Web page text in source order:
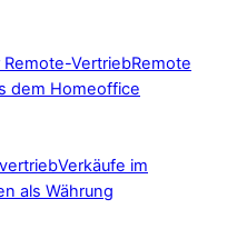
Remote
dem Homeoffice
Verkäufe im
als Währung